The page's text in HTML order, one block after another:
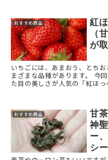
おすすめ商品
紅
（
が
いちごには、あまおう、とち
まざまな品種があります。 今
た目の美しさが人気の「紅ほ
おすすめ商品
甘
神
ー
シー